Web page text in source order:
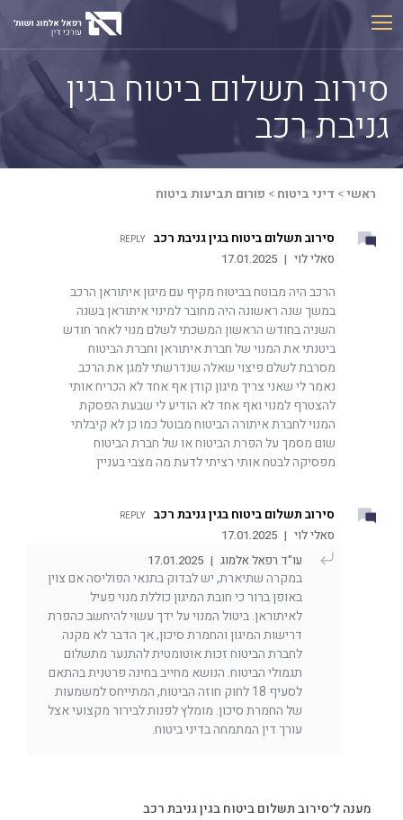
Skip
to
content
סירוב תשלום ביטוח בגין
גניבת רכב
ראשי> דיני ביטוח> פורום תביעות ביטוח
סירוב תשלום ביטוח בגין גניבת רכב
סאלי לוי |
17.01.2025
REPLY
הרכב היה מבוטח בביטוח מקיף עם מיגון איתוראן הרכב
במשך שנה ראשונה היה מחובר למינוי איתוראן בשנה
השניה בחודש הראשון המשכתי לשלם מנוי לאחר חודש
ביטנתי את המנוי של חברת איתוראן וחברת הביטוח
מסרבת לשלם פיצוי שאלה שנדרשתי למגן את הרכב
נאמר לי שאני צריך מיגון קודן אף אחד לא הכריח אותי
להצטרף למנוי ואף אחד לא הודיע לי שבעת הפסקת
המנוי לחברת איתורה הביטוח מבוטל כמו כן לא קיבלתי
שום מסמך על הפרת הביטוח או של חברת הביטוח
מפסיקה לבטח אותי רציתי לדעת מה מצבי בעניין
סירוב תשלום ביטוח בגין גניבת רכב
סאלי לוי |
17.01.2025
REPLY
עו"ד רפאל אלמוג |
17.01.2025
במקרה שתיארת, יש לבדוק בתנאי הפוליסה אם צוין
באופן ברור כי חובת המיגון כוללת מנוי פעיל
לאיתוראן. ביטול המנוי על ידך עשוי להיחשב כהפרת
דרישות המיגון והחמרת סיכון, אך הדבר לא מקנה
לחברת הביטוח זכות אוטומטית להתנער מתשלום
תגמולי הביטוח. הנושא מחייב בחינה פרטנית בהתאם
לסעיף 18 לחוק חוזה הביטוח, המתייחס למשמעות
של החמרת סיכון. מומלץ לפנות לבירור מקצועי אצל
עורך דין המתמחה בדיני ביטוח.
מענה ל־סירוב תשלום ביטוח בגין גניבת רכב